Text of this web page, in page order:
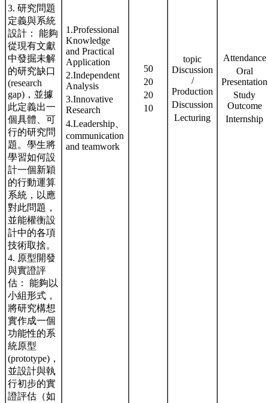
3. 研究問題
定義與系統
設計： 能夠
從現有文獻
中發掘未解
的研究缺口
(research
gap)，並據
此定義出一
個具體、可
行的研究問
題。學生將
學習如何設
計一個新穎
的行動運算
系統，以應
對此問題，
並能權衡設
計中的各項
技術取捨。
4. 原型開發
與實證評
估： 能夠以
小組形式，
將研究構想
實作成一個
功能性的系
統原型
(prototype)，
並設計與執
行初步的實
證評估（如
1.Professional
Knowledge
and Practical
Application
2.Independent
Analysis
3.Innovative
Research
4.Leadership、
communication
and teamwork
50
20
20
10
topic
Discussion
/
Production
Discussion
Lecturing
Attendance
Oral
Presentation
Study
Outcome
Internship